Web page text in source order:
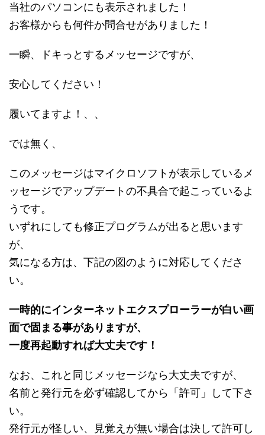
当社のパソコンにも表示されました！
お客様からも何件か問合せがありました！
一瞬、ドキっとするメッセージですが、
安心してください！
履いてますよ！、、
では無く、
このメッセージはマイクロソフトが表示しているメ
ッセージでアップデートの不具合で起こっているよ
うです。
いずれにしても修正プログラムが出ると思います
が、
気になる方は、下記の図のように対応してくださ
い。
一時的にインターネットエクスプローラーが白い画
面で固まる事がありますが、
一度再起動すれば大丈夫です！
なお、これと同じメッセージなら大丈夫ですが、
名前と発行元を必ず確認してから「許可」して下さ
い。
発行元が怪しい、見覚えが無い場合は決して許可し